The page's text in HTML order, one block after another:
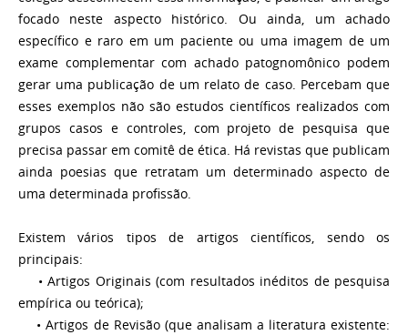
focado neste aspecto histórico. Ou ainda, um achado
específico e raro em um paciente ou uma imagem de um
exame complementar com achado patognomônico podem
gerar uma publicação de um relato de caso. Percebam que
esses exemplos não são estudos científicos realizados com
grupos casos e controles, com projeto de pesquisa que
precisa passar em comitê de ética. Há revistas que publicam
ainda poesias que retratam um determinado aspecto de
uma determinada profissão.
Existem vários tipos de artigos científicos, sendo os
principais:
• Artigos Originais (com resultados inéditos de pesquisa
empírica ou teórica);
• Artigos de Revisão (que analisam a literatura existente: